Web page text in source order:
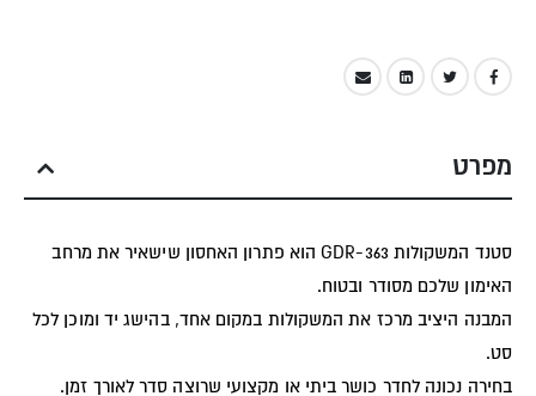
מפרט
סטנד המשקולות GDR-363 הוא פתרון האחסון שישאיר את מרחב
האימון שלכם מסודר ובטוח.
המבנה היציב מרכז את המשקולות במקום אחד, בהישג יד ומוכן לכל
סט.
בחירה נכונה לחדר כושר ביתי או מקצועי שרוצה סדר לאורך זמן.